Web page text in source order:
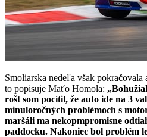
Smoliarska nedeľa však
to popisuje Maťo Homola:
rošt som pocítil, že auto ide na 3
minuloročných problémoch s
maršáli ma nekopmpromisne
paddocku. Nakoniec bol problém